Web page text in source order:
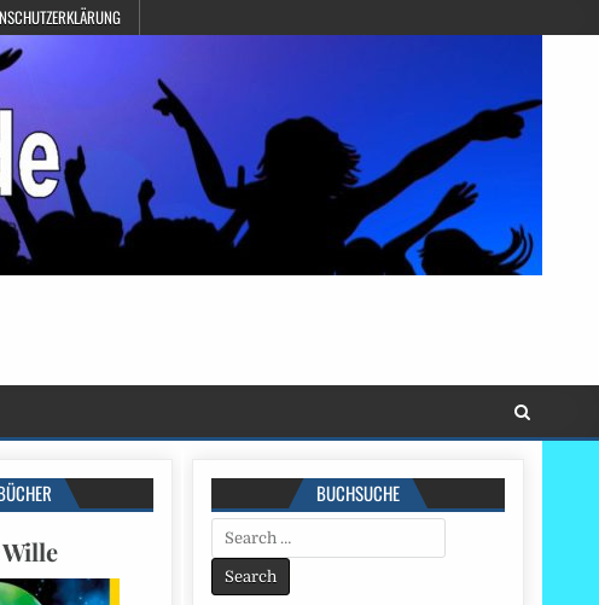
BUCHSUCHE
Search
for: